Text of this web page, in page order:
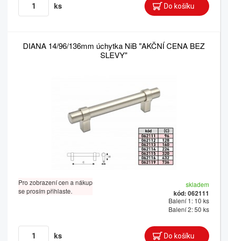
ks
DIANA 14/96/136mm úchytka NiB "AKČNÍ CENA BEZ
SLEVY"
Pro zobrazení cen a nákup
se prosím přihlaste.
skladem
kód: 062111
Balení 1: 10 ks
Balení 2: 50 ks
ks